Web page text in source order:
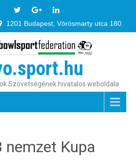
1201 Budapest, Vörösmarty utca 180.
Szövetségének hivatalos weboldala
nemzet Kupa